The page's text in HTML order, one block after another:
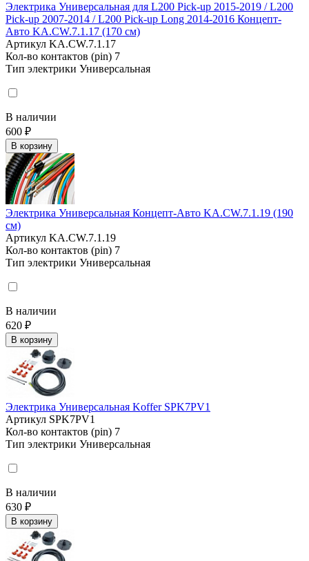
Электрика Универсальная для L200 Pick-up 2015-2019 / L200
Pick-up 2007-2014 / L200 Pick-up Long 2014-2016 Концепт-
Авто KA.CW.7.1.17 (170 см)
Артикул KA.CW.7.1.17
Кол-во контактов (pin) 7
Тип электрики Универсальная
В наличии
600 ₽
В корзину
Электрика Универсальная Концепт-Авто KA.CW.7.1.19 (190
см)
Артикул KA.CW.7.1.19
Кол-во контактов (pin) 7
Тип электрики Универсальная
В наличии
620 ₽
В корзину
Электрика Универсальная Koffer SPK7PV1
Артикул SPK7PV1
Кол-во контактов (pin) 7
Тип электрики Универсальная
В наличии
630 ₽
В корзину